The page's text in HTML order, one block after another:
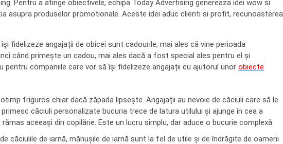
Pentru a atinge obiectivele, echipa Today Advertising genereaza idei wow si
asupra produselor promotionale. Aceste idei aduc clienti si profit, recunoasterea
fidelizeze angajații de obicei sunt cadourile, mai ales că vine perioada
când primește un cadou, mai ales dacă a fost special ales pentru el și
pentru companiile care vor să își fidelizeze angajații cu ajutorul unor obiecte
friguros chiar dacă zăpada lipsește. Angajații au nevoie de căciuli care să le
căciuli personalizate bucuria trece de latura utilului și ajunge în cea a
aceeași din copilărie. Este un lucru simplu, dar aduce o bucurie complexă.
căciulile de iarnă, mănușile de iarnă sunt la fel de utile și de îndrăgite de oameni